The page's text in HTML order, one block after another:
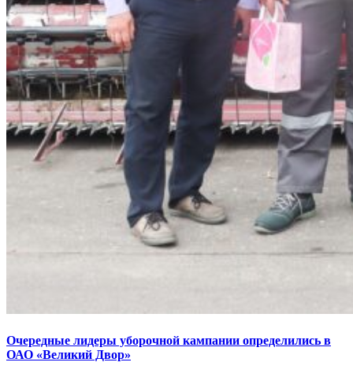
Очередные лидеры уборочной кампании определились в
ОАО «Великий Двор»